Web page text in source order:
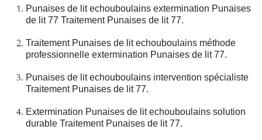
Punaises de lit echouboulains extermination Punaises
de lit 77 Traitement Punaises de lit 77.
Traitement Punaises de lit echouboulains méthode
professionnelle extermination Punaises de lit 77.
Punaises de lit echouboulains intervention spécialiste
Traitement Punaises de lit 77.
Extermination Punaises de lit echouboulains solution
durable Traitement Punaises de lit 77.